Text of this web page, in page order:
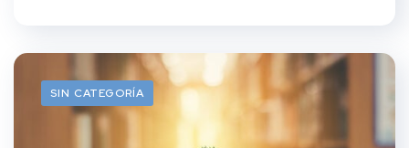
SIN CATEGORÍA